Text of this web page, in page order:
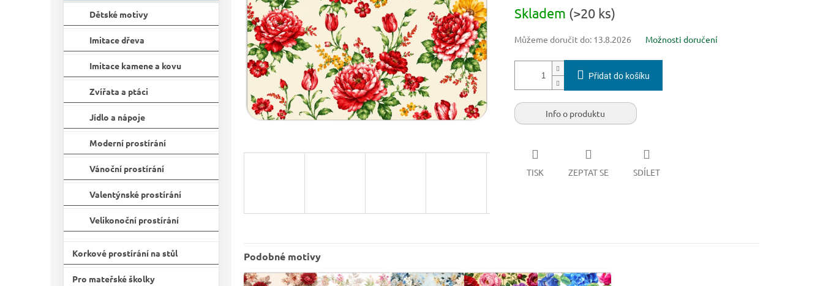
Dětské motivy
Imitace dřeva
Imitace kamene a kovu
Zvířata a ptáci
Jídlo a nápoje
Moderní prostírání
Vánoční prostírání
Valentýnské prostírání
Velikonoční prostírání
Korkové prostírání na stůl
Pro mateřské školky
hvězdiček.
Skladem (>20 ks)
Můžeme doručit do: 13.8.2026 Možnosti doručení
Přidat do košíku
Info o produktu
TISK ZEPTAT SE SDÍLET
Podobné motivy